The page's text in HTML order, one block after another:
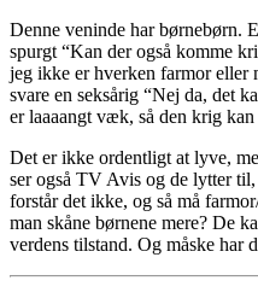
Denne veninde har børnebørn.
spurgt “Kan der også komme
jeg ikke er hverken farmor eller
svare en seksårig “Nej da, det
er laaaangt væk, så den krig
Det er ikke ordentligt at lyve,
ser også TV Avis og de lytter
forstår det ikke, og så må
man skåne børnene mere? De
verdens tilstand. Og måske har